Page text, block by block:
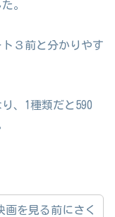
。
３前と分かりやす
、1種類だと590
画を見る前にさく